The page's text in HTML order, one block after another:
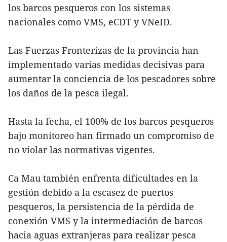
los barcos pesqueros con los sistemas
nacionales como VMS, eCDT y VNeID.
Las Fuerzas Fronterizas de la provincia han
implementado varias medidas decisivas para
aumentar la conciencia de los pescadores sobre
los daños de la pesca ilegal.
Hasta la fecha, el 100% de los barcos pesqueros
bajo monitoreo han firmado un compromiso de
no violar las normativas vigentes.
Ca Mau también enfrenta dificultades en la
gestión debido a la escasez de puertos
pesqueros, la persistencia de la pérdida de
conexión VMS y la intermediación de barcos
hacia aguas extranjeras para realizar pesca